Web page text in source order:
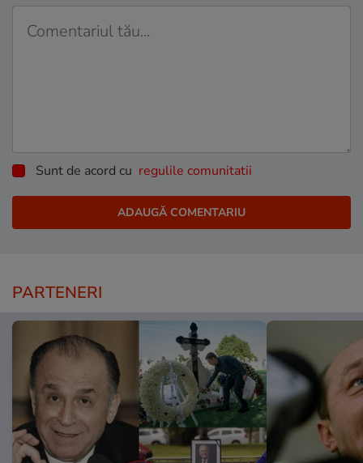
Sunt de acord cu regulile comunitatii
PARTENERI